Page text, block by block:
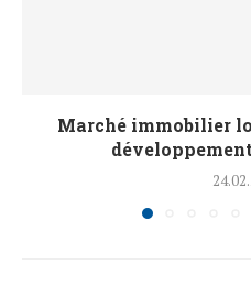
Marché immobilier